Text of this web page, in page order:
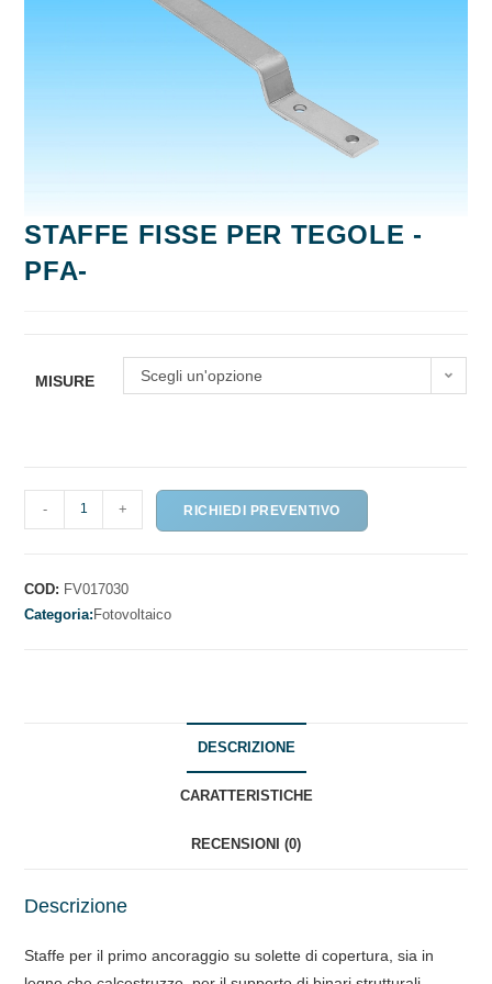
STAFFE FISSE PER TEGOLE -
PFA-
MISURE Scegli un'opzione
STAFFE
FISSE
TEGOLE
-
- + RICHIEDI PREVENTIVO
COD: FV017030
Categoria:Fotovoltaico
DESCRIZIONE
CARATTERISTICHE
RECENSIONI (0)
Descrizione
Staffe per il primo ancoraggio su solette di copertura, sia in